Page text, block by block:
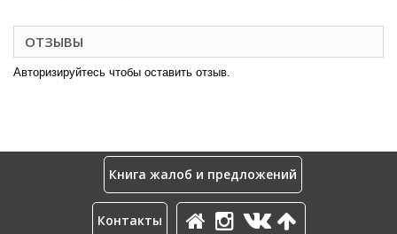
ОТЗЫВЫ
Авторизируйтесь чтобы оставить отзыв.
Книга жалоб и предложений
Контакты